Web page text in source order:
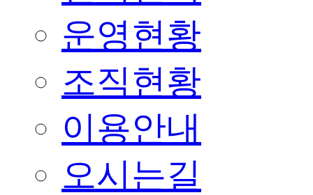
운영현황
조직현황
이용안내
오시는길